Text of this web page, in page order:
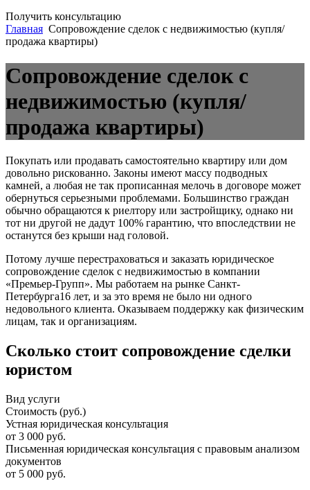
Получить консультацию
Главная Сопровождение сделок с недвижимостью (купля/
продажа квартиры)
Сопровождение сделок с
недвижимостью (купля/
продажа квартиры)
Покупать или продавать самостоятельно квартиру или дом
довольно рискованно. Законы имеют массу подводных
камней, а любая не так прописанная мелочь в договоре может
обернуться серьезными проблемами. Большинство граждан
обычно обращаются к риелтору или застройщику, однако ни
тот ни другой не дадут 100% гарантию, что впоследствии не
останутся без крыши над головой.
Потому лучше перестраховаться и заказать юридическое
сопровождение сделок с недвижимостью в компании
«Премьер-Групп». Мы работаем на рынке Санкт-
Петербурга16 лет, и за это время не было ни одного
недовольного клиента. Оказываем поддержку как физическим
лицам, так и организациям.
Сколько стоит сопровождение сделки
юристом
Вид услуги
Стоимость (руб.)
Устная юридическая консультация
от 3 000 руб.
Письменная юридическая консультация с правовым анализом
документов
от 5 000 руб.